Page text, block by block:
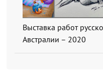
Выставка работ
Австралии – 2020